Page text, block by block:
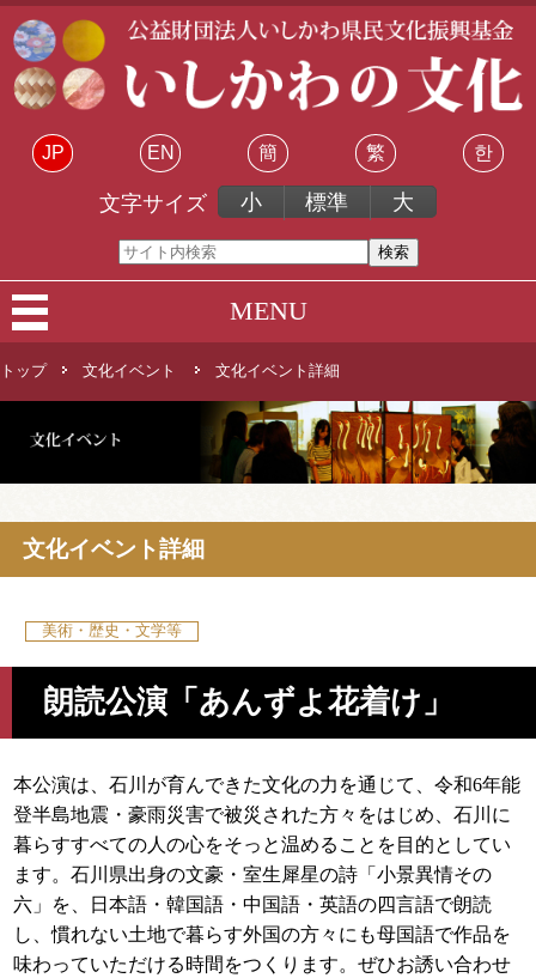
JP EN 簡 繁 한
文字サイズ 小 標準 大
MENU
トップ 文化イベント 文化イベント詳細
文化イベント詳細
美術・歴史・文学等
朗読公演「あんずよ花着け」
本公演は、石川が育んできた文化の力を通じて、令和6年能
登半島地震・豪雨災害で被災された方々をはじめ、石川に
暮らすすべての人の心をそっと温めることを目的としてい
ます。石川県出身の文豪・室生犀星の詩「小景異情その
六」を、日本語・韓国語・中国語・英語の四言語で朗読
し、慣れない土地で暮らす外国の方々にも母国語で作品を
味わっていただける時間をつくります。ぜひお誘い合わせ